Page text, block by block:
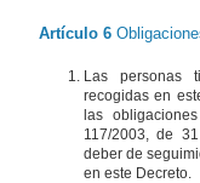
Artículo 6
Las personas
recogidas en
las
117/2003, de
deber de
en este Decreto.